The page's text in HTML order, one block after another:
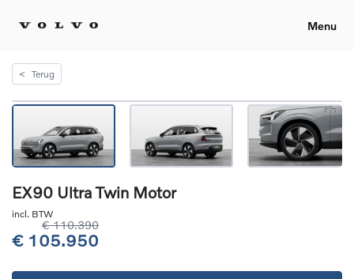
Menu
< Terug
EX90 Ultra Twin Motor
incl. BTW
€ 110.390
€ 105.950